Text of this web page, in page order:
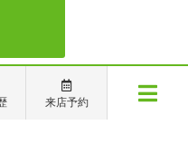
7272
来店予約